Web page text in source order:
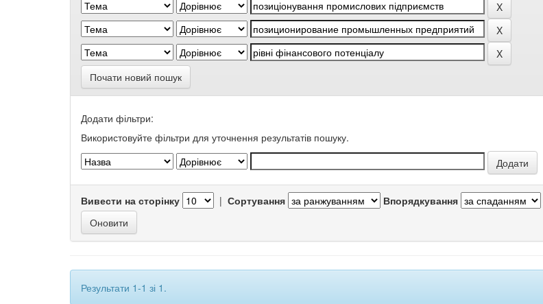
Почати новий пошук
Додати фільтри:
Використовуйте фільтри для уточнення результатів пошуку.
Вивести на сторінку | Сортування Впорядкування
Результати 1-1 зі 1.